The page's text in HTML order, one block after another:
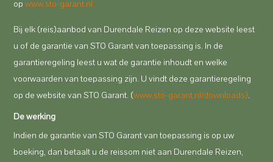
opwww.sto-garant.nl
Bij elk (reis)aanbod van Durendale Reizen op deze website leest
u of de garantie van STO Garant van toepassing is. In de
garantieregeling leest u wat de garantie inhoudt en welke
voorwaarden van toepassing zijn. U vindt deze garantieregeling
op de website van STO Garant. (www.sto-garant.nl/downloads).
De werking
Indien de garantie van STO Garant van toepassing is op uw
boeking, dan betaalt u de reissom niet aan Durendale Reizen,